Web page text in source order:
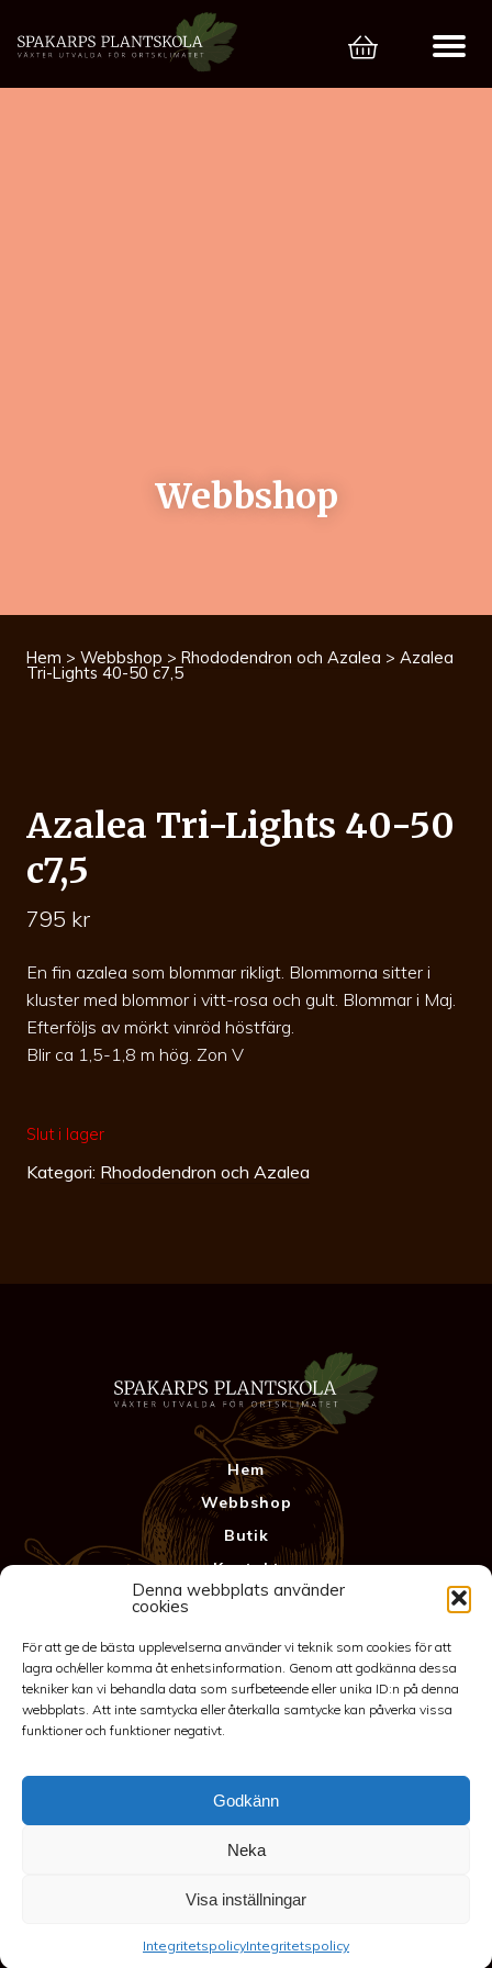
Denna webbplats använder
cookies
För att ge de bästa upplevelserna använder vi teknik som cookies för att
lagra och/eller komma åt enhetsinformation. Genom att godkänna dessa
tekniker kan vi behandla data som surfbeteende eller unika ID:n på denna
webbplats. Att inte samtycka eller återkalla samtycke kan påverka vissa
funktioner och funktioner negativt.
Godkänn
Neka
Visa inställningar
IntegritetspolicyIntegritetspolicy
Webbshop
Hem > Webbshop > Rhododendron och Azalea > Azalea
Tri-Lights 40-50 c7,5
Azalea Tri-Lights 40-50
c7,5
795 kr
En fin azalea som blommar rikligt. Blommorna sitter i
kluster med blommor i vitt-rosa och gult. Blommar i Maj.
Efterföljs av mörkt vinröd höstfärg.
Blir ca 1,5-1,8 m hög. Zon V
Slut i lager
Kategori: Rhododendron och Azalea
Hem
Webbshop
Butik
Kontakt
Anläggning
Integritetspolicy
©2026 Spakarps plantskola
- spakarp@outlook.com
Spakarp 1, 575 95